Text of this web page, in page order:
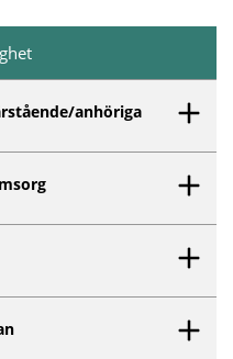
anhöriga
filter.